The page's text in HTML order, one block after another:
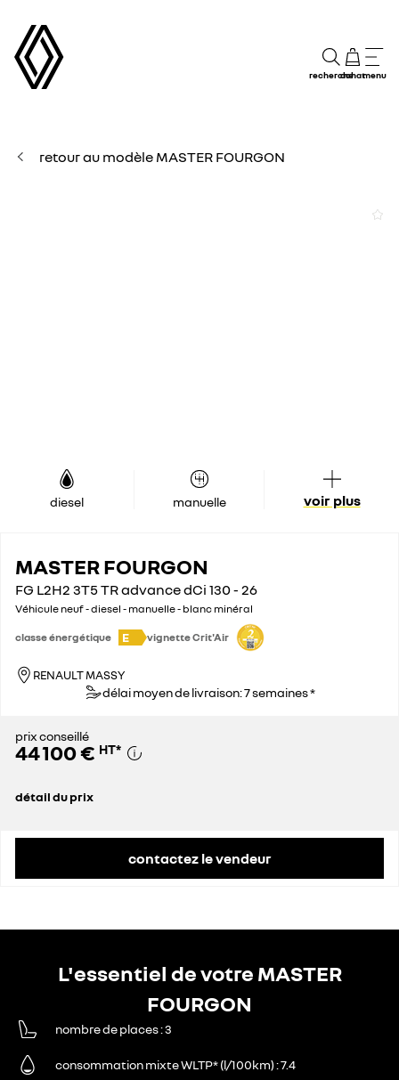
rechercheachatmenu
retour au modèle MASTER FOURGON
diesel manuelle voir plus
MASTER FOURGON
FG L2H2 3T5 TR advance dCi 130 - 26
Véhicule neuf - diesel - manuelle - blanc minéral
classe énergétique E vignette Crit'Air
RENAULT MASSY
délai moyen de livraison: 7 semaines *
prix conseillé
44 100 € HT*
détail du prix
contactez le vendeur
L'essentiel de votre MASTER
FOURGON
nombre de places 3
consommation mixte WLTP* (l/100km) 7.4